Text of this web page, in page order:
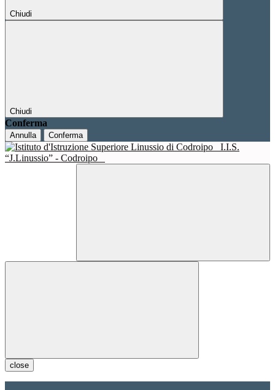
Chiudi
Chiudi
Conferma
Annulla Conferma
I.I.S.
“J.Linussio” - Codroipo
close